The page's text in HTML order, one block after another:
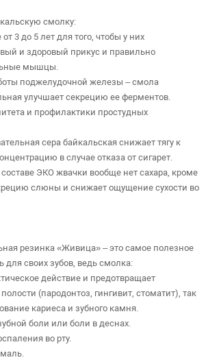
смолку:
3 до 5 лет для того, чтобы у них
и здоровый прикус и правильно
мышцы.
поджелудочной железы – смола
улучшает секрецию ее ферментов.
и профилактики простудных
сера байкальская снижает тягу к
в случае отказа от сигарет.
составе ЭКО жвачки вообще нет сахара, кроме
слюны и снижает ощущение сухости во
резинка «Живица» – это самое полезное
для своих зубов, ведь смолка:
действие и предотвращает
(пародонтоз, гингивит, стоматит), так
кариеса и зубного камня.
боли или боли в деснах.
во рту.